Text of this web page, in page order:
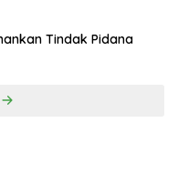
Tindak Pidana